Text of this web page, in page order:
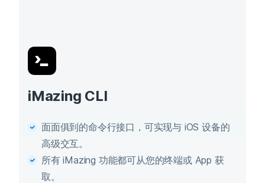
iMazing CLI
面面俱到的命令行接口，可实现与 iOS 设备的
高级交互。
所有 iMazing 功能都可从您的终端或 App 获
取。